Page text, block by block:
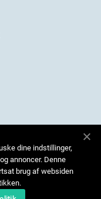
dine indstillinger,
annoncer. Denne
brug af websiden